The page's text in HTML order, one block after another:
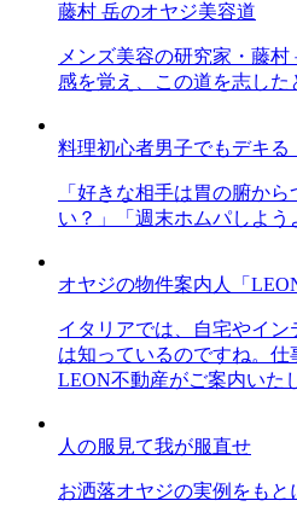
藤村 岳のオヤジ美容道
メンズ美容の研究家・藤
感を覚え、この道を志した
料理初心者男子でもデキる
「好きな相手は胃の腑か
い？」「週末ホムパしよう
オヤジの物件案内人「
イタリアでは、自宅やイ
は知っているのですね。
LEON不動産がご案内いた
人の服見て我が服直せ
お洒落オヤジの実例をもと